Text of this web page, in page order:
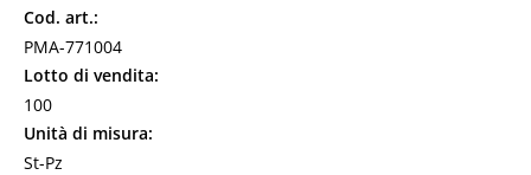
Cod. art.:
PMA-771004
Lotto di vendita:
100
Unità di misura:
St-Pz